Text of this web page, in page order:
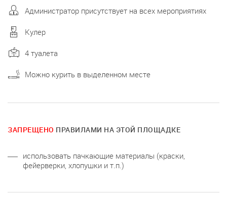
Администратор присутствует на всех мероприятиях
Кулер
4 туалета
Можно курить в выделенном месте
ЗАПРЕЩЕНО ПРАВИЛАМИ НА ЭТОЙ ПЛОЩАДКЕ
использовать пачкающие материалы (краски,
фейерверки, хлопушки и т.п.)